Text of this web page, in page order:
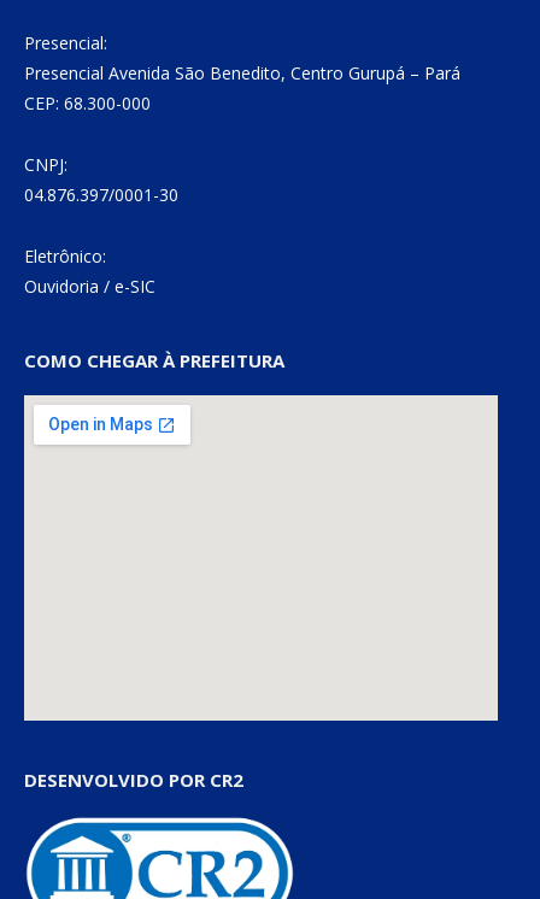
Presencial:
Presencial Avenida São Benedito, Centro Gurupá – Pará
CEP: 68.300-000
CNPJ:
04.876.397/0001-30
Eletrônico:
Ouvidoria / e-SIC
COMO CHEGAR À PREFEITURA
DESENVOLVIDO POR CR2